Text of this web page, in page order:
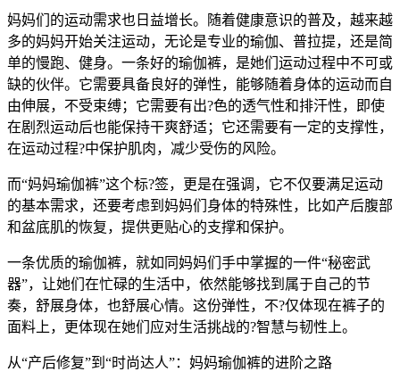
妈妈们的运动需求也日益增长。随着健康意识的普及，越来越
多的妈妈开始关注运动，无论是专业的瑜伽、普拉提，还是简
单的慢跑、健身。一条好的瑜伽裤，是她们运动过程中不可或
缺的伙伴。它需要具备良好的弹性，能够随着身体的运动而自
由伸展，不受束缚；它需要有出?色的透气性和排汗性，即使
在剧烈运动后也能保持干爽舒适；它还需要有一定的支撑性，
在运动过程?中保护肌肉，减少受伤的风险。
而“妈妈瑜伽裤”这个标?签，更是在强调，它不仅要满足运动
的基本需求，还要考虑到妈妈们身体的特殊性，比如产后腹部
和盆底肌的恢复，提供更贴心的支撑和保护。
一条优质的瑜伽裤，就如同妈妈们手中掌握的一件“秘密武
器”，让她们在忙碌的生活中，依然能够找到属于自己的节
奏，舒展身体，也舒展心情。这份弹性，不?仅体现在裤子的
面料上，更体现在她们应对生活挑战的?智慧与韧性上。
从“产后修复”到“时尚达人”：妈妈瑜伽裤的进阶之路